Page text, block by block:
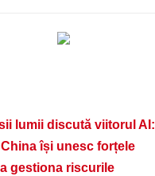
lumii discută viitorul AI:
își unesc forțele
gestiona riscurile